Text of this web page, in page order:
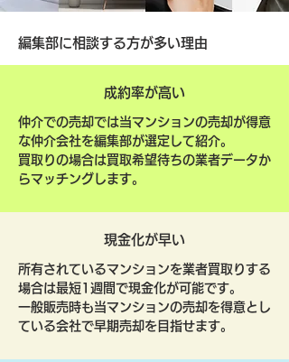
編集部に相談する方が多い理由
成約率が高い
仲介での売却では当マンションの売却が得意
な仲介会社を編集部が選定して紹介。
買取りの場合は買取希望待ちの業者データか
らマッチングします。
現金化が早い
所有されているマンションを業者買取りする
場合は最短1週間で現金化が可能です。
一般販売時も当マンションの売却を得意とし
ている会社で早期売却を目指せます。